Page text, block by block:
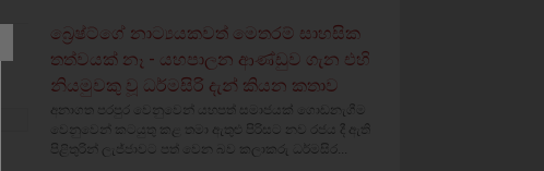
බ්‍රෙෂ්ට්ගේ නාට්‍යයකවත් මෙතරම් සාහසික
තත්වයක් නෑ - යහපාලන ආණ්ඩුව ගැන එහි
නියමුවකු වූ ධර්මසිරි දැන් කියන කතාව
අනාගත පරපුර වෙනුවෙන් යහපත් සමාජයක් ගොඩනැගීම
වෙනුවෙන් කටයුතු කළ තමා ඇතුළු පිරිසට නව රජය දී ඇති
පිළිතුරින් ලැජ්ජාවට පත් වෙන බව කලාකරු ධර්මසිර...